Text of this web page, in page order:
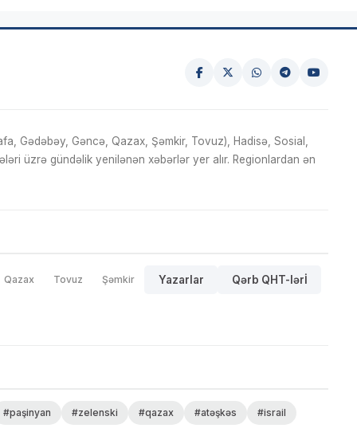
Gədəbəy, Gəncə, Qazax, Şəmkir, Tovuz), Hadisə, Sosial,
üzrə gündəlik yenilənən xəbərlər yer alır. Regionlardan ən
Qazax Tovuz Şəmkir Yazarlar Qərb QHT-lərİ
#paşinyan #zelenski #qazax #atəşkəs
#israil